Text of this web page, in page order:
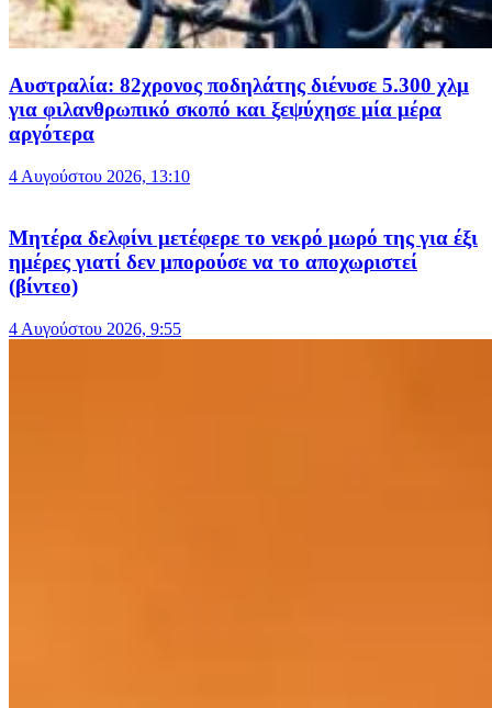
Αυστραλία: 82χρονος ποδηλάτης διένυσε 5.300 χλμ
για φιλανθρωπικό σκοπό και ξεψύχησε μία μέρα
αργότερα
4 Αυγούστου 2026, 13:10
Μητέρα δελφίνι μετέφερε το νεκρό μωρό της για έξι
ημέρες γιατί δεν μπορούσε να το αποχωριστεί
(βίντεο)
4 Αυγούστου 2026, 9:55